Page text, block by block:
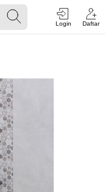
Login Daftar